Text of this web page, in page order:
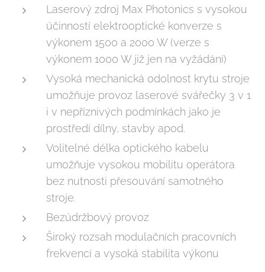
Laserový zdroj Max Photonics s vysokou
účinností elektrooptické konverze s
výkonem 1500 a 2000 W (verze s
výkonem 1000 W již jen na vyžádání)
Vysoká mechanická odolnost krytu stroje
umožňuje provoz laserové svářečky 3 v 1
i v nepříznivých podmínkách jako je
prostředí dílny, stavby apod.
Volitelné délka optického kabelu
umožňuje vysokou mobilitu operátora
bez nutnosti přesouvání samotného
stroje.
Bezúdržbový provoz
Široký rozsah modulačních pracovních
frekvencí a vysoká stabilita výkonu